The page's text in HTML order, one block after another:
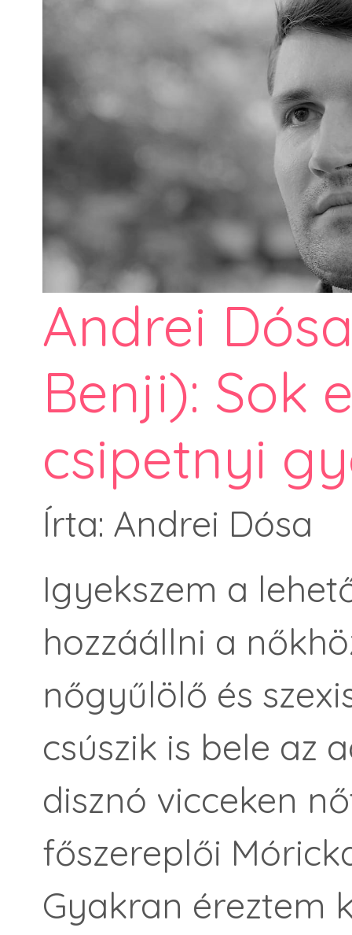
Andrei
Benji): Sok
csipetnyi
Írta: Andrei Dósa
Igyekszem a
hozzáállni a
nőgyűlölő és
csúszik is bele az
disznó vicceken
főszereplői
Gyakran éreztem